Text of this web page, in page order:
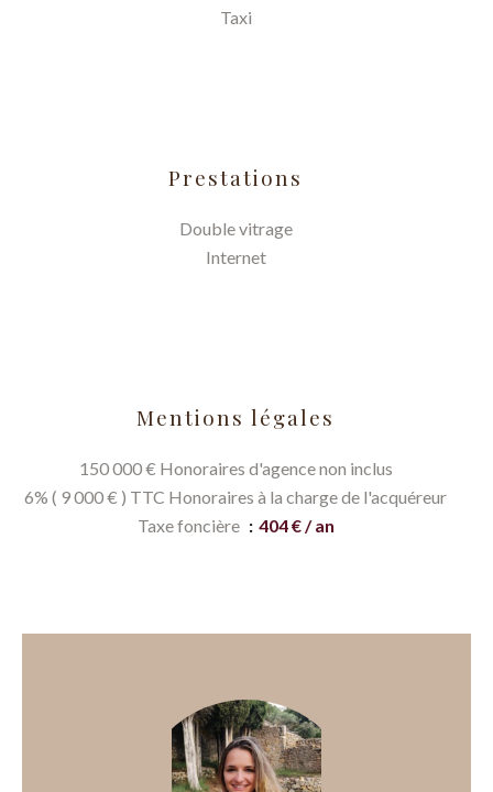
Taxi
Prestations
Double vitrage
Internet
Mentions légales
150 000 € Honoraires d'agence non inclus
6% ( 9 000 € ) TTC Honoraires à la charge de l'acquéreur
Taxe foncière
404 € / an